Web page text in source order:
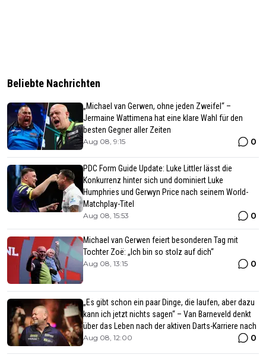
Beliebte Nachrichten
„Michael van Gerwen, ohne jeden Zweifel“ –
Jermaine Wattimena hat eine klare Wahl für den
besten Gegner aller Zeiten
Aug 08, 9:15 0
PDC Form Guide Update: Luke Littler lässt die
Konkurrenz hinter sich und dominiert Luke
Humphries und Gerwyn Price nach seinem World-
Matchplay-Titel
Aug 08, 15:53 0
Michael van Gerwen feiert besonderen Tag mit
Tochter Zoë: „Ich bin so stolz auf dich“
Aug 08, 13:15 0
„Es gibt schon ein paar Dinge, die laufen, aber dazu
kann ich jetzt nichts sagen“ – Van Barneveld denkt
über das Leben nach der aktiven Darts-Karriere nach
Aug 08, 12:00 0